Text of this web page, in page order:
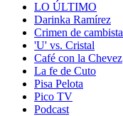
LO ÚLTIMO
Darinka Ramírez
Crimen de cambista
'U' vs. Cristal
Café con la Chevez
La fe de Cuto
Pisa Pelota
Pico TV
Podcast